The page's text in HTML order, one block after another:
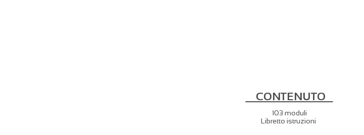
CONTENUTO
103 moduli
Libretto istruzioni